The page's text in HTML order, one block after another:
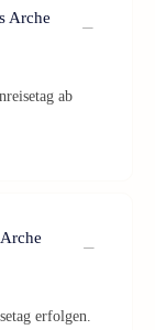
Arche
ab
erfolgen.